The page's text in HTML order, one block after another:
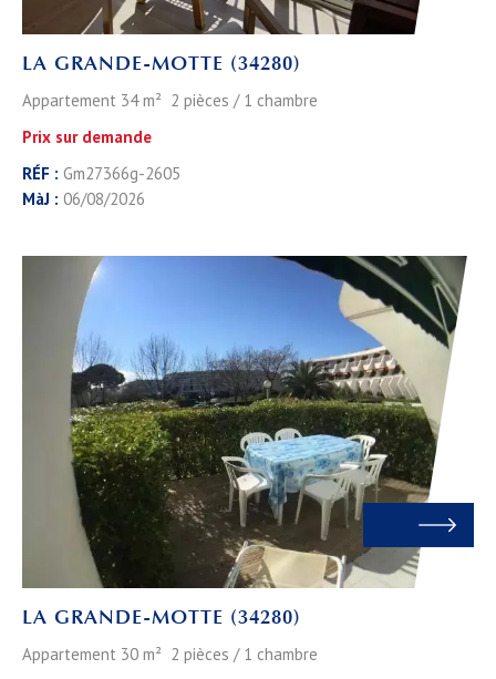
LA GRANDE-MOTTE (34280)
Appartement 34 m² 2 pièces / 1 chambre
Prix sur demande
RÉF : Gm27366g-2605
MàJ : 06/08/2026
LA GRANDE-MOTTE (34280)
Appartement 30 m² 2 pièces / 1 chambre